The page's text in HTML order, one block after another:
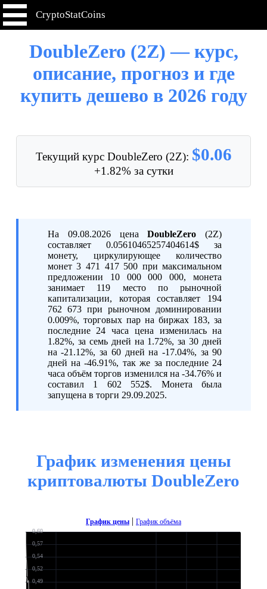
CryptoStatCoins
DoubleZero (2Z) — курс,
описание, прогноз и где
купить дешево в 2026 году
Текущий курс DoubleZero (2Z): $0.06
+1.82% за сутки
На 09.08.2026 ценаDoubleZero (2Z)
составляет 0.05610465257404614$ за
монету, циркулирующее количество
монет 3 471 417 500 при максимальном
предложении 10 000 000 000, монета
занимает 119 место по рыночной
капитализации, которая составляет 194
762 673 при рыночном доминировании
0.009%, торговых пар на биржах 183, за
последние 24 часа цена изменилась на
1.82%, за семь дней на 1.72%, за 30 дней
на -21.12%, за 60 дней на -17.04%, за 90
дней на -46.91%, так же за последние 24
часа объём торгов изменился на -34.76% и
составил 1 602 552$. Монета была
запущена в торги 29.09.2025.
График изменения цены
криптовалюты DoubleZero
График цены | График объёма
0,49
0,52
0,54
0,57
0,60